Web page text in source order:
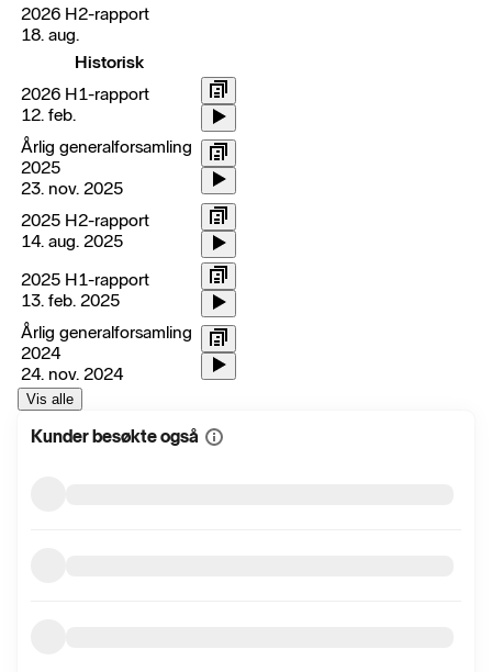
2026 H2-rapport
18. aug.
Historisk
2026 H1-rapport
12. feb.
Årlig generalforsamling
2025
23. nov. 2025
2025 H2-rapport
14. aug. 2025
2025 H1-rapport
13. feb. 2025
Årlig generalforsamling
2024
24. nov. 2024
Vis alle
Kunder besøkte også Vis